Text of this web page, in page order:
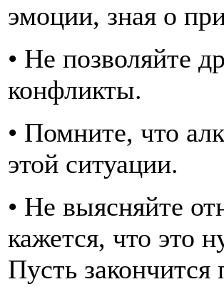
эмоции, зная о
• Не позволяйте
конфликты.
• Помните, что
этой ситуации.
• Не выясняйте
кажется, что это
Пусть закончится